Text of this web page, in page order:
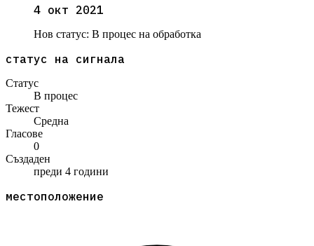
4 окт 2021
Нов статус: В процес на обработка
статус на сигнала
Статус
В процес
Тежест
Средна
Гласове
0
Създаден
преди 4 години
местоположение